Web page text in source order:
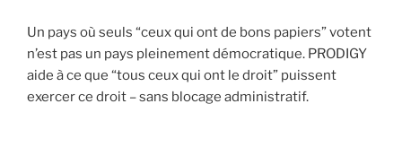
Un pays où seuls “ceux qui ont de bons papiers” votent
n’est pas un pays pleinement démocratique. PRODIGY
aide à ce que “tous ceux qui ont le droit” puissent
exercer ce droit – sans blocage administratif.